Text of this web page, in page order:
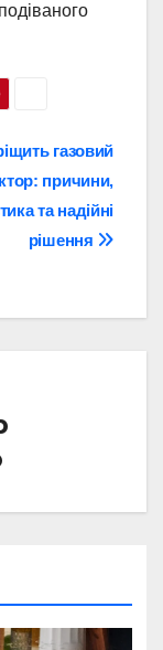
газовий
причини,
та надійні
рішення